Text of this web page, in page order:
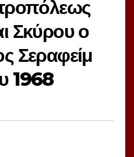
Σκύρου ο
Σεραφείμ
1968